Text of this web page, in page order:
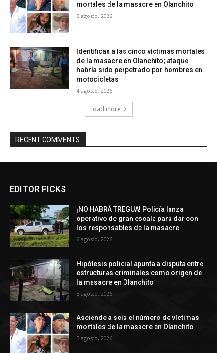
mortales de la masacre en Olanchito
5 agosto, 2026
Identifican a las cinco víctimas mortales
de la masacre en Olanchito; ataque
habría sido perpetrado por hombres en
motocicletas
4 agosto, 2026
Load more
RECENT COMMENTS
EDITOR PICKS
¡NO HABRÁ TREGUA! Policía lanza
operativo de gran escala para dar con
los responsables de la masacre
6 agosto, 2026
Hipótesis policial apunta a disputa entre
estructuras criminales como origen de
la masacre en Olanchito
5 agosto, 2026
Asciende a seis el número de víctimas
mortales de la masacre en Olanchito
5 agosto, 2026